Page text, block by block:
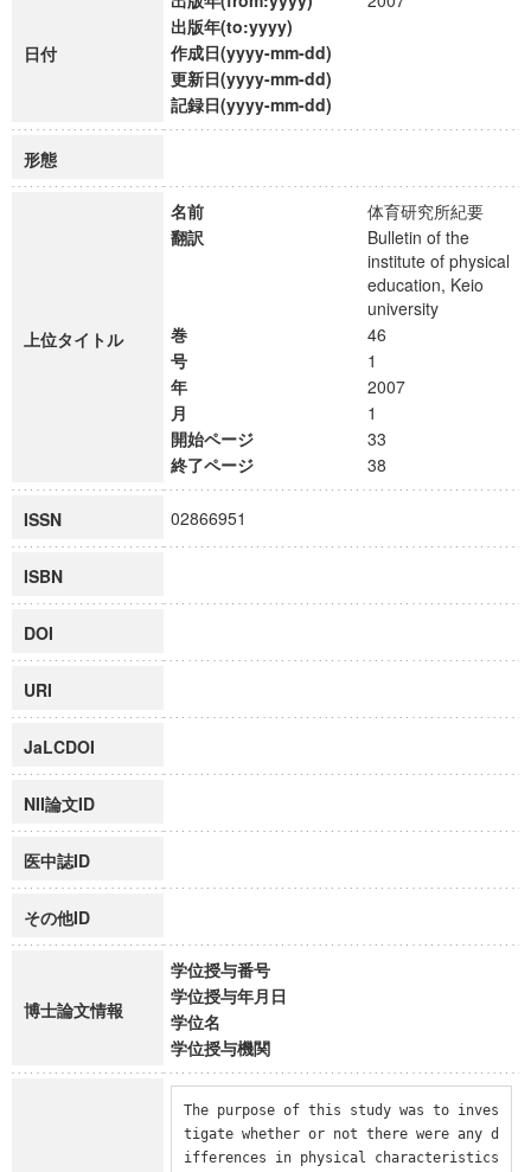
日付
出版年(to:yyyy)
作成日(yyyy-mm-dd)
更新日(yyyy-mm-dd)
記録日(yyyy-mm-dd)
形態
上位タイトル
名前
体育研究所紀要
翻訳
Bulletin of the
institute of physical
education, Keio
university
巻
46
号
1
年
2007
月
1
開始ページ
33
終了ページ
38
ISSN 02866951
ISBN
DOI
URI
JaLCDOI
NII論文ID
医中誌ID
その他ID
博士論文情報
学位授与番号
学位授与年月日
学位名
学位授与機関
The purpose of this study was to inves
tigate whether or not there were any d
ifferences in physical characteristics